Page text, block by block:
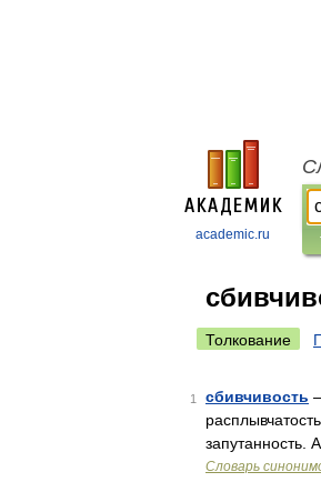
academic.ru
Толкование
1 сбивчивость
запутанность.
Словарь